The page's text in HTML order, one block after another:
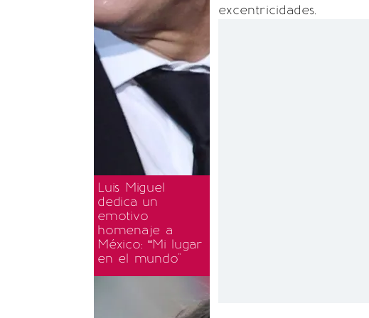
Luis Miguel
dedica un
emotivo
homenaje a
México: “Mi lugar
en el mundo"
excentricidades.